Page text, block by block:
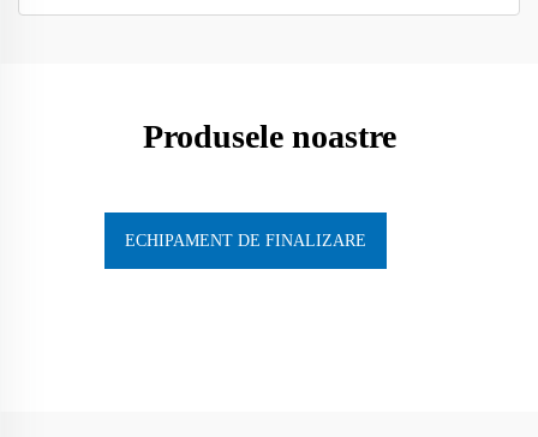
Produsele noastre
ECHIPAMENT DE FINALIZARE